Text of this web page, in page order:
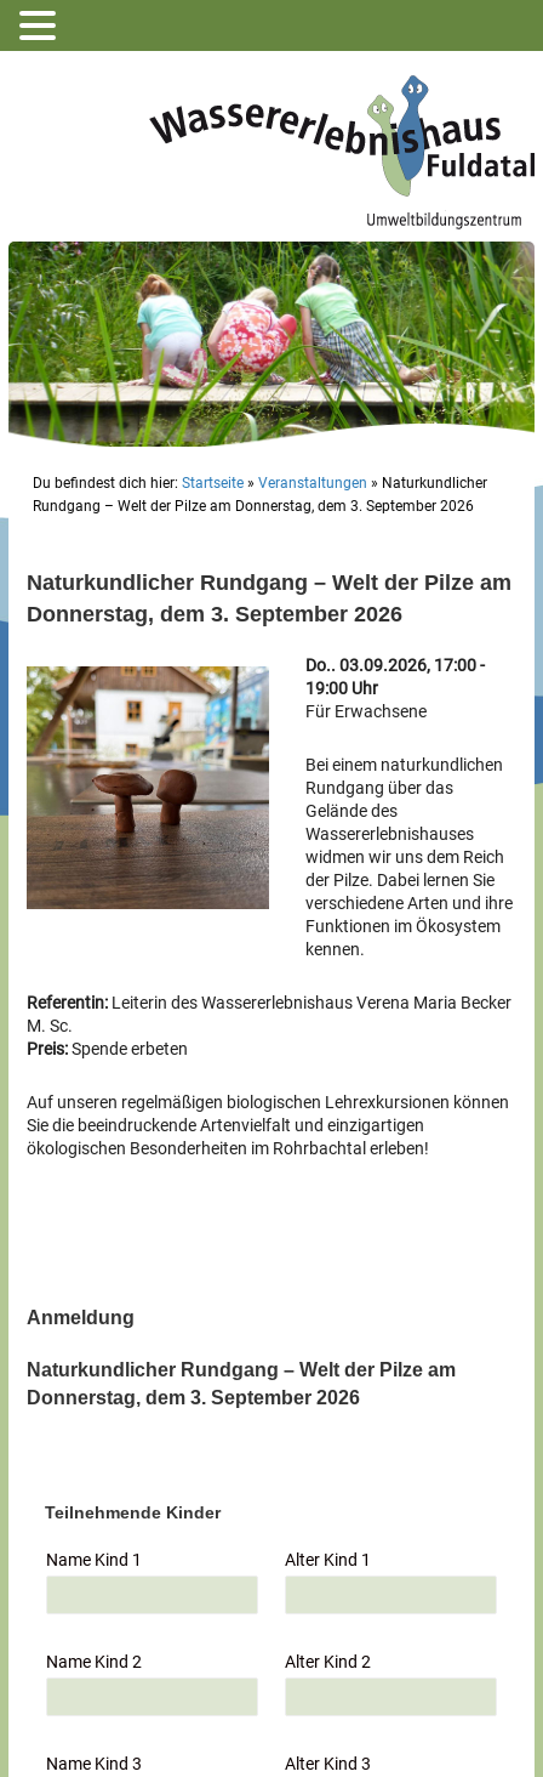
Du befindest dich hier: Startseite » Veranstaltungen » Naturkundlicher
Rundgang – Welt der Pilze am Donnerstag, dem 3. September 2026
Naturkundlicher Rundgang – Welt der Pilze am
Donnerstag, dem 3. September 2026
Do.. 03.09.2026, 17:00 -
19:00 Uhr
Für Erwachsene
Bei einem naturkundlichen
Rundgang über das
Gelände des
Wassererlebnishauses
widmen wir uns dem Reich
der Pilze. Dabei lernen Sie
verschiedene Arten und ihre
Funktionen im Ökosystem
kennen.
Referentin: Leiterin des Wassererlebnishaus Verena Maria Becker
M. Sc.
Preis:Spende erbeten
Auf unseren regelmäßigen biologischen Lehrexkursionen können
Sie die beeindruckende Artenvielfalt und einzigartigen
ökologischen Besonderheiten im Rohrbachtal erleben!
Anmeldung
Naturkundlicher Rundgang – Welt der Pilze am
Donnerstag, dem 3. September 2026
Teilnehmende Kinder
Name Kind 1 Alter Kind 1
Name Kind 2 Alter Kind 2
Name Kind 3 Alter Kind 3